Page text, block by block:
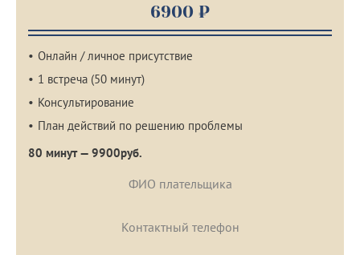
6900 ₽
Онлайн / личное присутствие
1 встреча (50 минут)
Консультирование
План действий по решению проблемы
80 минут — 9900руб.